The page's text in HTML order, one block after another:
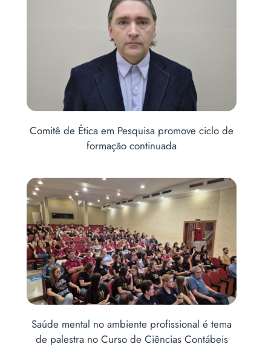
Comitê de Ética em Pesquisa promove ciclo de
formação continuada
Saúde mental no ambiente profissional é tema
de palestra no Curso de Ciências Contábeis